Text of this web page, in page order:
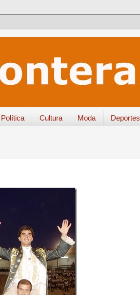
Política Cultura Moda Deportes